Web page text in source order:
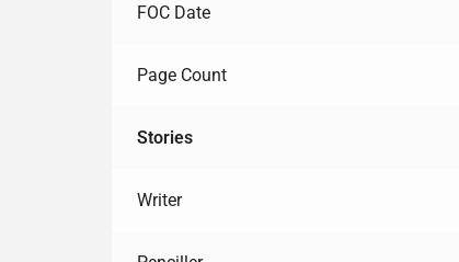
FOC Date
Page Count
Stories
Writer